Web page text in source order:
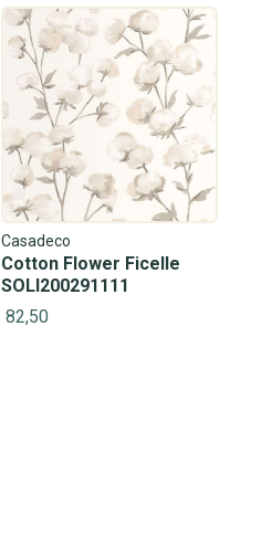
Casadeco
Cotton Flower Ficelle
SOLI200291111
82,50